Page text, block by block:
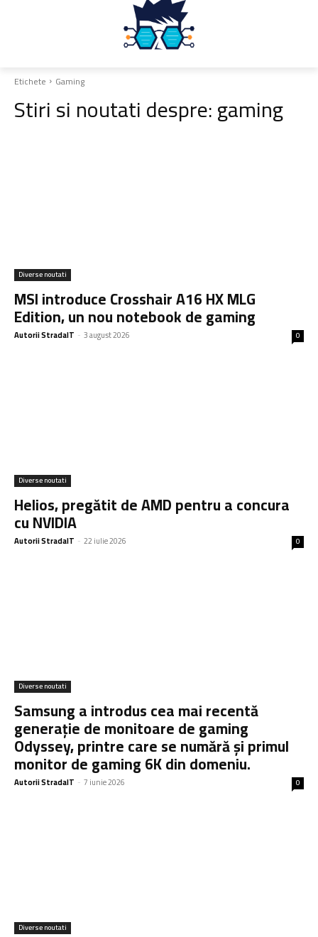
Etichete Gaming
Stiri si noutati despre:gaming
Diverse noutati
MSI introduce Crosshair A16 HX MLG
Edition, un nou notebook de gaming
Autorii StradaIT - 3 august 2026 0
Diverse noutati
Helios, pregătit de AMD pentru a concura
cu NVIDIA
Autorii StradaIT - 22 iulie 2026 0
Diverse noutati
Samsung a introdus cea mai recentă
generație de monitoare de gaming
Odyssey, printre care se numără și primul
monitor de gaming 6K din domeniu.
Autorii StradaIT - 7 iunie 2026 0
Diverse noutati